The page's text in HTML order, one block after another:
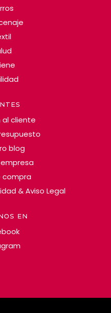
al cliente
blog
compra
& Aviso Legal
EN